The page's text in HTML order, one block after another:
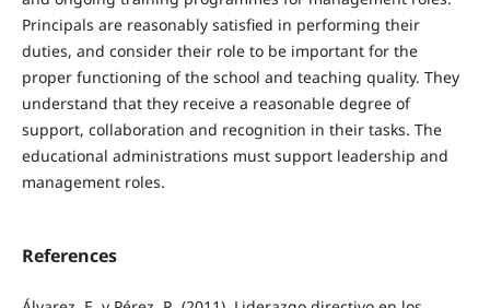
Principals are reasonably satisfied in performing their
duties, and consider their role to be important for the
proper functioning of the school and teaching quality. They
understand that they receive a reasonable degree of
support, collaboration and recognition in their tasks. The
educational administrations must support leadership and
management roles.
References